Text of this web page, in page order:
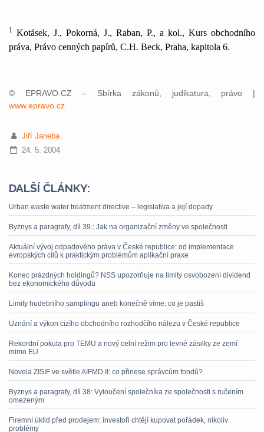
1 Kotásek, J., Pokorná, J., Raban, P., a kol., Kurs obchodního
práva, Právo cenných papírů, C.H. Beck, Praha, kapitola 6.
© EPRAVO.CZ – Sbírka zákonů, judikatura, právo |
www.epravo.cz
Jiří Janeba
24. 5. 2004
DALŠÍ ČLÁNKY:
Urban waste water treatment directive – legislativa a její dopady
Byznys a paragrafy, díl 39.: Jak na organizační změny ve společnosti
Aktuální vývoj odpadového práva v České republice: od implementace
evropských cílů k praktickým problémům aplikační praxe
Konec prázdných holdingů? NSS upozorňuje na limity osvobození dividend
bez ekonomického důvodu
Limity hudebního samplingu aneb konečně víme, co je pastiš
Uznání a výkon cizího obchodního rozhodčího nálezu v České republice
Rekordní pokuta pro TEMU a nový celní režim pro levné zásilky ze zemí
mimo EU
Novela ZISIF ve světle AIFMD II: co přinese správcům fondů?
Byznys a paragrafy, díl 38: Vyloučení společníka ze společnosti s ručením
omezeným
Firemní úklid před prodejem: investoři chtějí kupovat pořádek, nikoliv
problémy